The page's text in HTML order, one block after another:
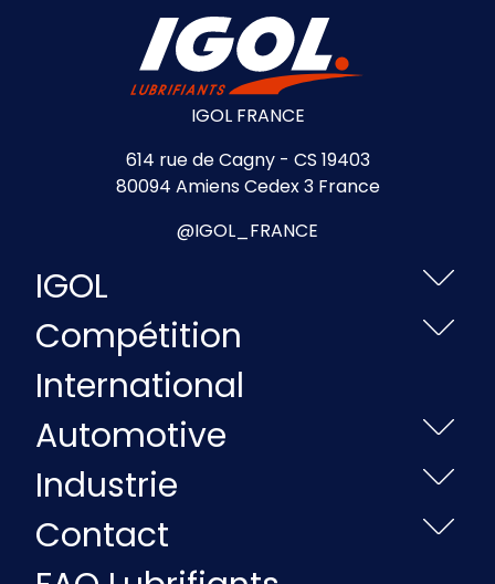
IGOL FRANCE
614 rue de Cagny - CS 19403
80094 Amiens Cedex 3 France
@IGOL_FRANCE
IGOL
Compétition
International
Automotive
Industrie
Contact